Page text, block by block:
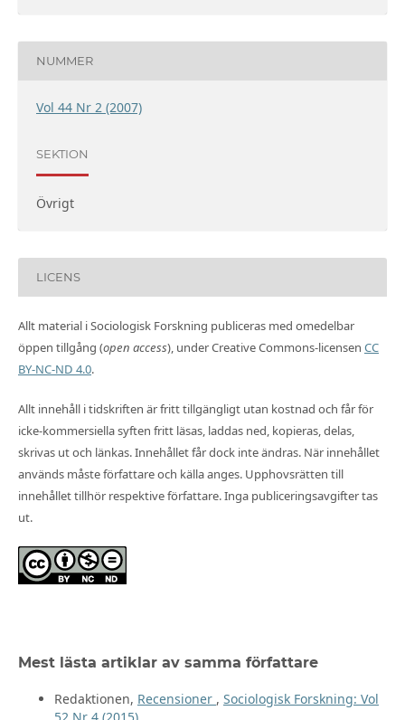
NUMMER
Vol 44 Nr 2 (2007)
SEKTION
Övrigt
LICENS
Allt material i Sociologisk Forskning publiceras med omedelbar
öppen tillgång (open access), under Creative Commons-licensen CC
BY-NC-ND 4.0.
Allt innehåll i tidskriften är fritt tillgängligt utan kostnad och får för
icke-kommersiella syften fritt läsas, laddas ned, kopieras, delas,
skrivas ut och länkas. Innehållet får dock inte ändras. När innehållet
används måste författare och källa anges. Upphovsrätten till
innehållet tillhör respektive författare. Inga publiceringsavgifter tas
ut.
Mest lästa artiklar av samma författare
Redaktionen, Recensioner , Sociologisk Forskning: Vol